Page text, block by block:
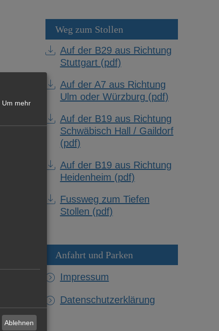
Weg zum Stollen
Auf der B29 aus Richtung
Stuttgart (pdf)
Auf der A7 aus Richtung
Ulm oder Würzburg (pdf)
Auf der B19 aus Richtung
Schwäbisch Hall / Gaildorf
(pdf)
Auf der B19 aus Richtung
Heidenheim (pdf)
Fussweg zum Tiefen
Stollen (pdf)
Anfahrt und Parken
Impressum
Datenschutzerklärung
Um mehr
Ablehnen